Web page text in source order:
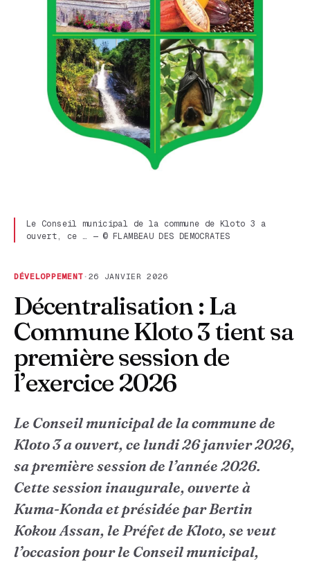
Le Conseil municipal de la commune de Kloto 3 a
ouvert, ce … — © FLAMBEAU DES DEMOCRATES
DÉVELOPPEMENT · 26 JANVIER 2026
Décentralisation : La
Commune Kloto 3 tient sa
première session de
l’exercice 2026
Le Conseil municipal de la commune de
Kloto 3 a ouvert, ce lundi 26 janvier 2026,
sa première session de l’année 2026.
Cette session inaugurale, ouverte à
Kuma-Konda et présidée par Bertin
Kokou Assan, le Préfet de Kloto, se veut
l’occasion pour le Conseil municipal,